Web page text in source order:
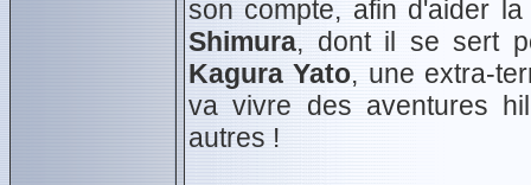
son compte, afin d'aider
Shimura, dont il se sert
Kagura Yato, une extra-
va vivre des aventures
autres !